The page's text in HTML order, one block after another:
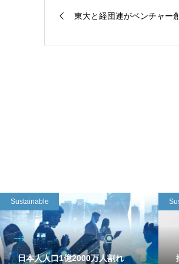
東大と経団連がベンチャー
Sustainable
日本人人口1億2000万人割れ